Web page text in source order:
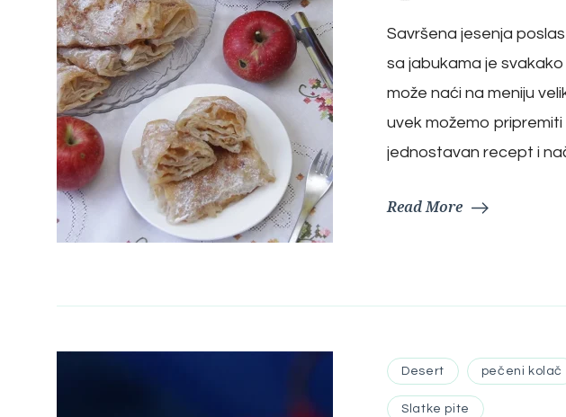
Savršena jesenja
sa jabukama je
može naći na meniju
uvek možemo pripremiti
jednostavan recept i
Read More
Desert pečeni kolač
Slatke pite